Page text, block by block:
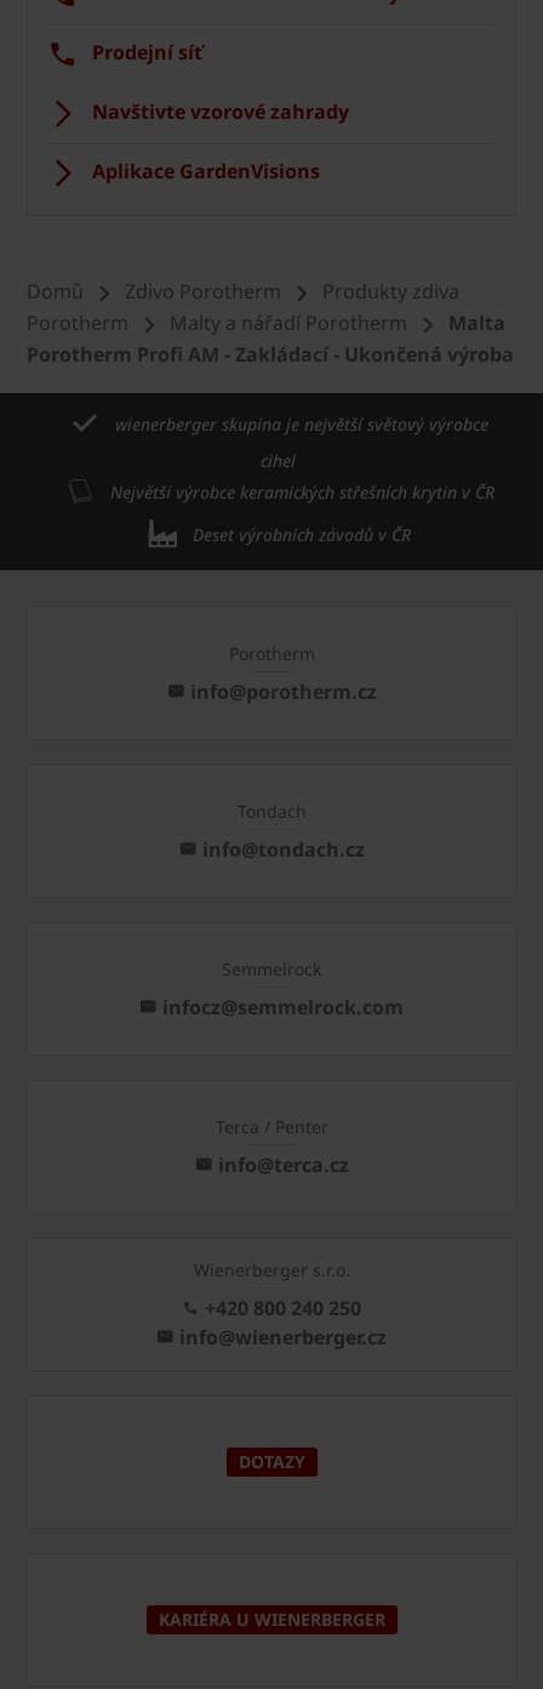
Prodejní síť
Navštivte vzorové zahrady
Aplikace GardenVisions
Domů Zdivo Porotherm
Produkty zdiva
Porotherm
Malty a nářadí Porotherm
Malta
Porotherm Profi AM - Zakládací - Ukončená výroba
wienerberger skupina je největší světový výrobce
cihel
Největší výrobce keramických střešních krytin v ČR
Deset výrobních závodů v ČR
Porotherm
info@porotherm.cz
Tondach
info@tondach.cz
Semmelrock
infocz@semmelrock.com
Terca / Penter
info@terca.cz
Wienerberger s.r.o.
+420 800 240 250
info@wienerberger.cz
DOTAZY
KARIÉRA U WIENERBERGER